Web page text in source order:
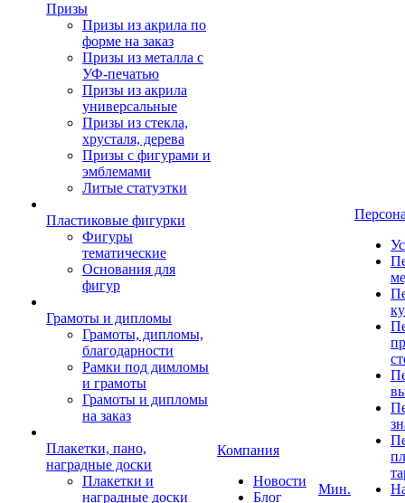
Призы
Призы из акрила по
форме на заказ
Призы из металла с
УФ-печатью
Призы из акрила
универсальные
Призы из стекла,
хрусталя, дерева
Призы с фигурами и
эмблемами
Литые статуэтки
Пластиковые фигурки
Фигуры
тематические
Основания для
фигур
Грамоты и дипломы
Грамоты, дипломы,
благодарности
Рамки под димломы
и грамоты
Грамоты и дипломы
на заказ
Плакетки, пано,
наградные доски
Плакетки и
наградные доски
Компания
Новости
Блог
Мин.